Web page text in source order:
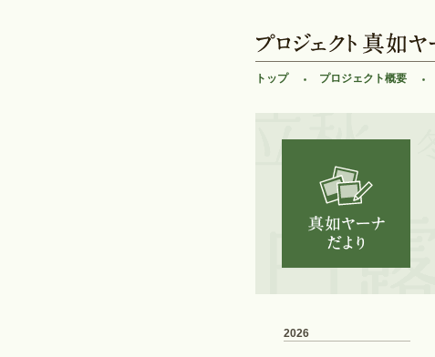
トップ プロジェクト概要
2026